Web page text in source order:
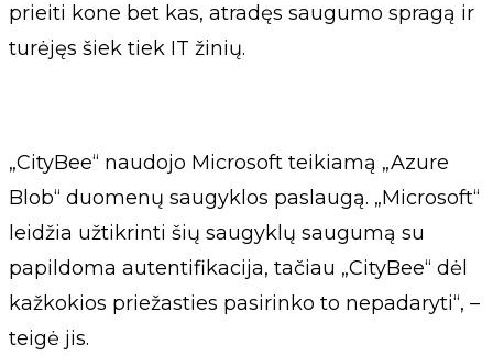
prieiti kone bet kas, atradęs saugumo spragą ir
turėjęs šiek tiek IT žinių.
„CityBee“ naudojo Microsoft teikiamą „Azure
Blob“ duomenų saugyklos paslaugą. „Microsoft“
leidžia užtikrinti šių saugyklų saugumą su
papildoma autentifikacija, tačiau „CityBee“ dėl
kažkokios priežasties pasirinko to nepadaryti“, –
teigė jis.